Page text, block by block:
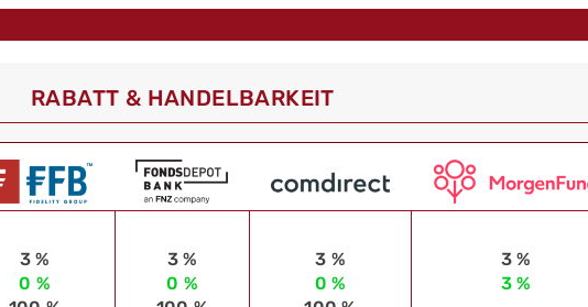
RABATT & HANDELBARKEIT
3 % 3 % 3 % 3 %
0 % 0 % 0 % 3 %